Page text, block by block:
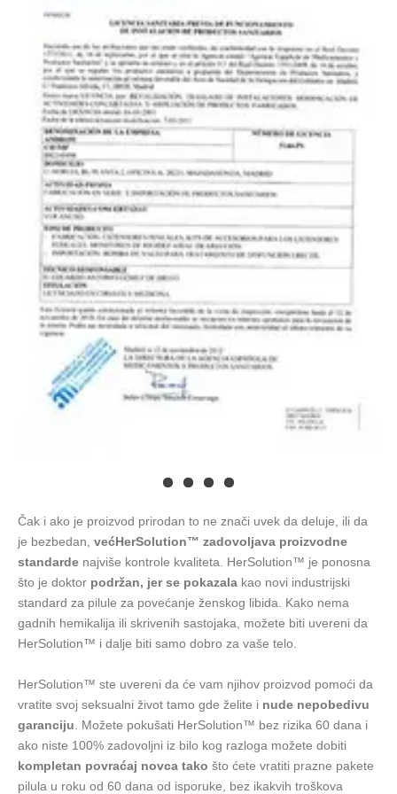
Čak i ako je proizvod prirodan to ne znači uvek da deluje, ili da
je bezbedan, većHerSolution™ zadovoljava proizvodne
standarde najviše kontrole kvaliteta. HerSolution™ je ponosna
što je doktor podržan, jer se pokazala kao novi industrijski
standard za pilule za povećanje ženskog libida. Kako nema
gadnih hemikalija ili skrivenih sastojaka, možete biti uvereni da
HerSolution™ i dalje biti samo dobro za vaše telo.
HerSolution™ ste uvereni da će vam njihov proizvod pomoći da
vratite svoj seksualni život tamo gde želite i nude nepobedivu
garanciju. Možete pokušati HerSolution™ bez rizika 60 dana i
ako niste 100% zadovoljni iz bilo kog razloga možete dobiti
kompletan povraćaj novca tako što ćete vratiti prazne pakete
pilula u roku od 60 dana od isporuke, bez ikakvih troškova